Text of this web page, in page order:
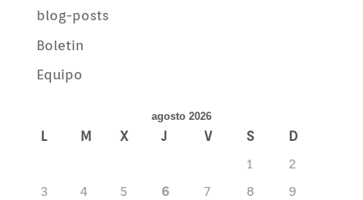
blog-posts
Boletin
Equipo
agosto 2026
L M X J V S
D
1
2
3
4 5 6 7 8 9